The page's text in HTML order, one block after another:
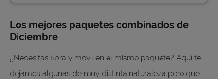
Los mejores paquetes combinados de
Diciembre
¿Necesitas fibra y móvil en el mismo paquete? Aquí te
dejamos algunas de muy distinta naturaleza pero que